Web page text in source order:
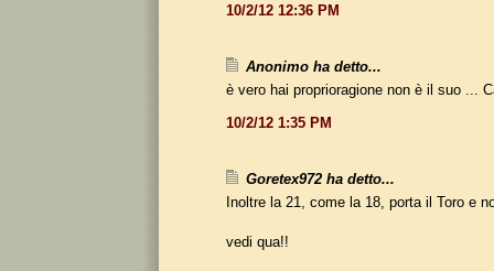
10/2/12 12:36 PM
Anonimo ha detto...
è vero hai proprioragione non è il suo ...
10/2/12 1:35 PM
Goretex972 ha detto...
Inoltre la 21, come la 18, porta il Toro e
vedi qua!!